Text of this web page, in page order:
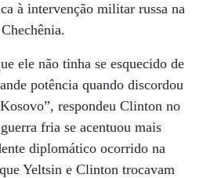
à intervenção militar russa na
ele não tinha se esquecido de
potência quando discordou
respondeu Clinton no
fria se acentuou mais
diplomático ocorrido na
Yeltsin e Clinton trocavam